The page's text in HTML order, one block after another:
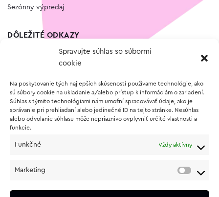
Spravujte súhlas so súbormi
cookie
Na poskytovanie tých najlepších skúseností používame technológie, ako
sú súbory cookie na ukladanie a/alebo prístup k informáciám o zariadení.
Súhlas s týmito technológiami nám umožní spracovávať údaje, ako je
správanie pri prehliadaní alebo jedinečné ID na tejto stránke. Nesúhlas
alebo odvolanie súhlasu môže nepriaznivo ovplyvniť určité vlastnosti a
funkcie.
Funkčné Vždy aktívny
Marketing
Sezónny výpredaj
DÔLEŽITÉ ODKAZY
Vernostný program
O NÁKUPE
Vrátenie a reklamácia tovaru